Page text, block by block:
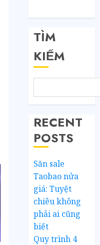
TÌM
KIẾM
RECENT
POSTS
Săn sale
Taobao nửa
giá: Tuyệt
chiêu không
phải ai cũng
biết
Quy trình 4